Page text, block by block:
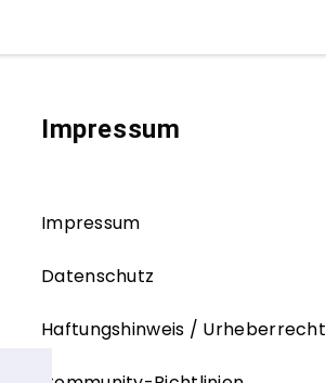
Impressum
Impressum
Datenschutz
Haftungshinweis / Urheberrecht